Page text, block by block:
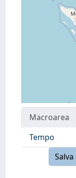
Macroarea
Tempo